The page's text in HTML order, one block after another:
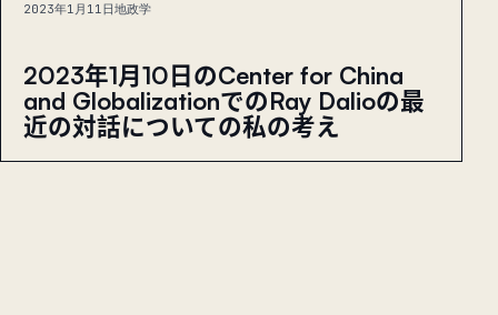
2023年1月11日地政学
2023年1月10日のCenter for China
and GlobalizationでのRay Dalioの最
近の対話についての私の考え